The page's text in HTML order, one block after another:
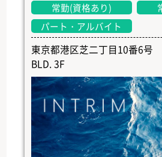
常勤(資格あり)
パート・アルバイト
東京都港区芝二丁目10番6号
BLD. 3F